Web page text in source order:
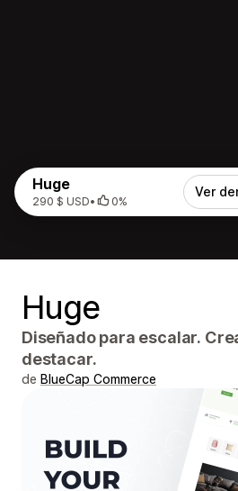
Huge
290 $ USD• 0%
Ver
Huge
Diseñado para escalar.
destacar.
de BlueCap Commerce